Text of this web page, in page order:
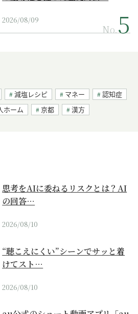
2026/08/09
No.
減塩レシピ マネー
認知症
ホーム 京都 漢方
思考をAIに委ねるリスクとは？AI
の回答…
2026/08/10
“聴こえにくい”シーンでサッと着
けてスト…
2026/08/10